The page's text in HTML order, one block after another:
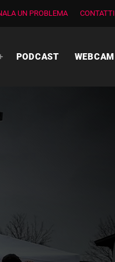
UN PROBLEMA CONTATTI
PODCAST WEBCAM